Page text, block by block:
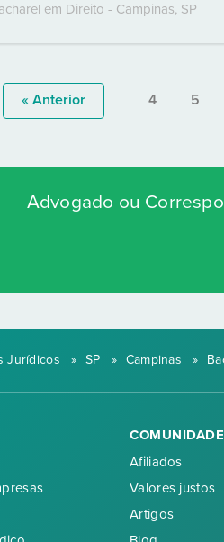
em Direito - Campinas, SP
« Anterior 4 5
Advogado ou
Jurídicos » SP » Campinas »
COMUNIDADE
Afiliados
Valores justos
Artigos